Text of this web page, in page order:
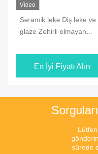
Video
Seramik leke Diş leke ve
glaze Zehirli olmayan
Seçenekleri Dental
protezlerin doğru
renklendirilmesi için
En İyi Fiyatı Alın
sürede